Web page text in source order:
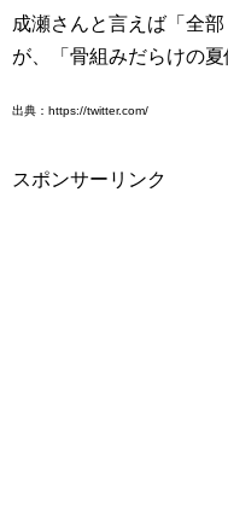
成瀬さんと言えば「全
が、「骨組みだらけの
出典：https://twitter.com/
スポンサーリンク